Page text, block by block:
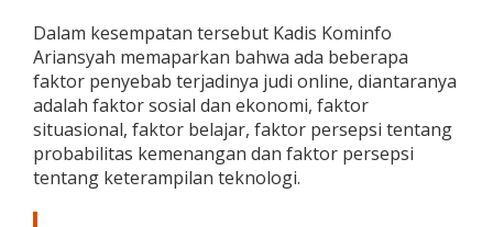
k
a
n
B
a
h
y
a
Dalam kesempatan tersebut Kadis Kominfo
Ariansyah memaparkan bahwa ada beberapa
faktor penyebab terjadinya judi online, diantaranya
adalah faktor sosial dan ekonomi, faktor
situasional, faktor belajar, faktor persepsi tentang
probabilitas kemenangan dan faktor persepsi
tentang keterampilan teknologi.